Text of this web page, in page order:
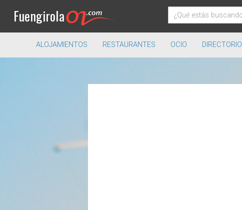
Fuengirola
ALOJAMIENTOS RESTAURANTES OCIO DIRECTORIO